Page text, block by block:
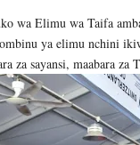
wa Elimu wa Taifa
ya elimu nchini
za sayansi, maabara